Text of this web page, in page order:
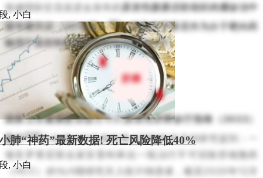
保健国际交流促进会发布的原发性腹膜后软组织肉瘤诊治中
国专家共识（2019版）[9]中提及安罗替尼作为分子靶向药
物用于某些特定类型软组织肉瘤的治疗。
肝癌
国家卫生健康委员会发布的原发性肝癌诊疗指南（2022）
版中[10]正在进行与免疫检查点抑制剂有关的研究提到：一
项安罗替尼联合派安普利单抗一线治疗不可切除肝细胞癌
（HCC）的1b/II期研究共入组31例患者，截至2020年12月
, 小白
肺“神药”最新数据! 死亡风险降低40%
, 小白